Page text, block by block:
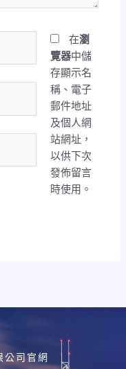
在瀏
覽器中儲
存顯示名
稱、電子
郵件地址
及個人網
站網址，
以供下次
發佈留言
時使用。
公司官網